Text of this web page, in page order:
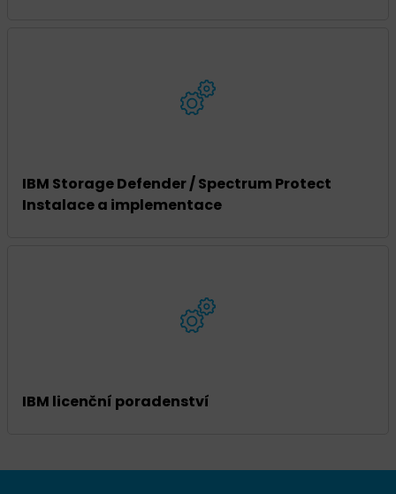
IBM Storage Defender / Spectrum Protect
Instalace a implementace
IBM licenční poradenství